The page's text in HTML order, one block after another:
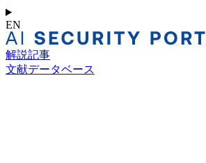
EN
解説記事
文献データベース